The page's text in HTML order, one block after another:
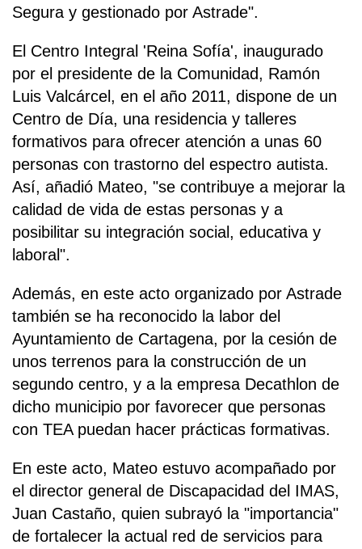
Segura y gestionado por Astrade".
El Centro Integral 'Reina Sofía', inaugurado
por el presidente de la Comunidad, Ramón
Luis Valcárcel, en el año 2011, dispone de un
Centro de Día, una residencia y talleres
formativos para ofrecer atención a unas 60
personas con trastorno del espectro autista.
Así, añadió Mateo, "se contribuye a mejorar la
calidad de vida de estas personas y a
posibilitar su integración social, educativa y
laboral".
Además, en este acto organizado por Astrade
también se ha reconocido la labor del
Ayuntamiento de Cartagena, por la cesión de
unos terrenos para la construcción de un
segundo centro, y a la empresa Decathlon de
dicho municipio por favorecer que personas
con TEA puedan hacer prácticas formativas.
En este acto, Mateo estuvo acompañado por
el director general de Discapacidad del IMAS,
Juan Castaño, quien subrayó la "importancia"
de fortalecer la actual red de servicios para